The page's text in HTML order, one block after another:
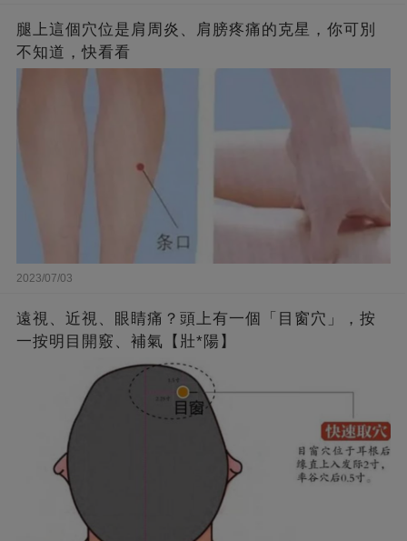
腿上這個穴位是肩周炎、肩膀疼痛的克星，你可別
不知道，快看看
2023/07/03
遠視、近視、眼睛痛？頭上有一個「目窗穴」，按
一按明目開竅、補氣【壯*陽】